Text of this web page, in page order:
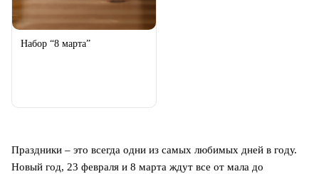
Набор “8 марта”
Праздники – это всегда одни из самых любимых дней в году.
Новый год, 23 февраля и 8 марта ждут все от мала до